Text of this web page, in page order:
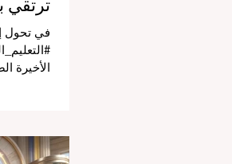
العالمية
في تحول
الأخيرة
كبيراً في
التي تسعى